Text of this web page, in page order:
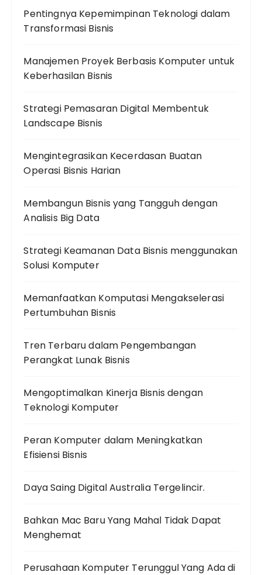
Pentingnya Kepemimpinan Teknologi dalam
Transformasi Bisnis
Manajemen Proyek Berbasis Komputer untuk
Keberhasilan Bisnis
Strategi Pemasaran Digital Membentuk
Landscape Bisnis
Mengintegrasikan Kecerdasan Buatan
Operasi Bisnis Harian
Membangun Bisnis yang Tangguh dengan
Analisis Big Data
Strategi Keamanan Data Bisnis menggunakan
Solusi Komputer
Memanfaatkan Komputasi Mengakselerasi
Pertumbuhan Bisnis
Tren Terbaru dalam Pengembangan
Perangkat Lunak Bisnis
Mengoptimalkan Kinerja Bisnis dengan
Teknologi Komputer
Peran Komputer dalam Meningkatkan
Efisiensi Bisnis
Daya Saing Digital Australia Tergelincir.
Bahkan Mac Baru Yang Mahal Tidak Dapat
Menghemat
Perusahaan Komputer Terunggul Yang Ada di